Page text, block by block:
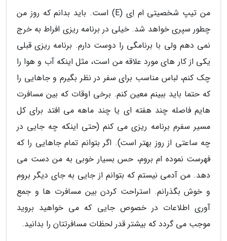
من تیپ شخصیتی ام اِی (E) است. باید بدانم که روز من
چطور سپری خواهد شد. خیلی در برنامه ریزی افراط به خرج
نمی دهم ولی با برنامگی را دوست دارم. برنامه ریزی قبلی
یکی از کار های مورد علاقه من است، مثل اینکه آب و هوا را
چک کنم، لباس مناسب برای سفر در نظر بگیرم و جاهایی را
که حتما باید ببینم معین کنم. برخی اوقات که بین مسافرت
هایم فاصله چند هفته ای یا چند ماهه می افتد برای کل
مسیر سفرم برنامه ریزی می کنم (حتی اینکه چه جایی در
چه ساعتی از روز بهتر است). اگر بتوانم تمام جاهایی را که
فهرست نموده ام بروم، حس بسیار خوبی به من دست می
دهد. من آدمی نیستم که بتوانم از جایی به جای دیگر بروم
و خوش بگذرانم. استراحت کردن بین مسافرت ها و جمع
آوری اطلاعات در خصوص جایی که می خواهید بروید
موجب می گردد که بیشتر قدر لحظات مسافرتتان را بدانید.